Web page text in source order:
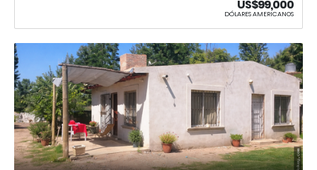
US$99,000
DÓLARES AMERICANOS